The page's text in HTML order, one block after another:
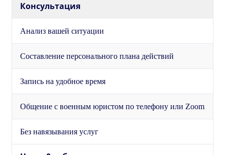
Консультация
Анализ вашей ситуации
Составление персонального плана действий
Запись на удобное время
Общение с военным юристом по телефону или Zoom
Без навязывания услуг